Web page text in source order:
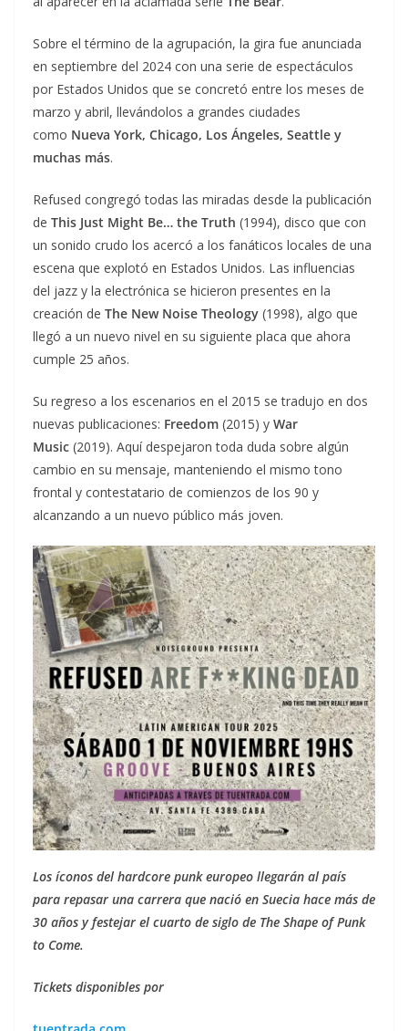
Sobre el término de la agrupación, la gira fue anunciada
en septiembre del 2024 con una serie de espectáculos
por Estados Unidos que se concretó entre los meses de
marzo y abril, llevándolos a grandes ciudades
como Nueva York, Chicago, Los Ángeles, Seattle y
muchas más.
Refused congregó todas las miradas desde la publicación
de This Just Might Be… the Truth (1994), disco que con
un sonido crudo los acercó a los fanáticos locales de una
escena que explotó en Estados Unidos. Las influencias
del jazz y la electrónica se hicieron presentes en la
creación de The New Noise Theology (1998), algo que
llegó a un nuevo nivel en su siguiente placa que ahora
cumple 25 años.
Su regreso a los escenarios en el 2015 se tradujo en dos
nuevas publicaciones: Freedom (2015) y War
Music (2019). Aquí despejaron toda duda sobre algún
cambio en su mensaje, manteniendo el mismo tono
frontal y contestatario de comienzos de los 90 y
alcanzando a un nuevo público más joven.
Los íconos del hardcore punk europeo llegarán al país
para repasar una carrera que nació en Suecia hace más de
30 años y festejar el cuarto de siglo de The Shape of Punk
to Come.
Tickets disponibles por